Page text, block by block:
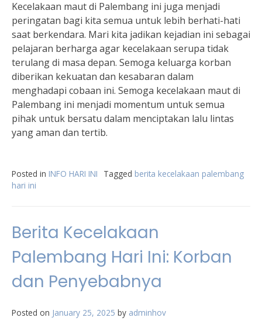
Kecelakaan maut di Palembang ini juga menjadi
peringatan bagi kita semua untuk lebih berhati-hati
saat berkendara. Mari kita jadikan kejadian ini sebagai
pelajaran berharga agar kecelakaan serupa tidak
terulang di masa depan. Semoga keluarga korban
diberikan kekuatan dan kesabaran dalam
menghadapi cobaan ini. Semoga kecelakaan maut di
Palembang ini menjadi momentum untuk semua
pihak untuk bersatu dalam menciptakan lalu lintas
yang aman dan tertib.
Posted in INFO HARI INI Tagged berita kecelakaan palembang
hari ini
Berita Kecelakaan
Palembang Hari Ini: Korban
dan Penyebabnya
Posted on January 25, 2025 by adminhov